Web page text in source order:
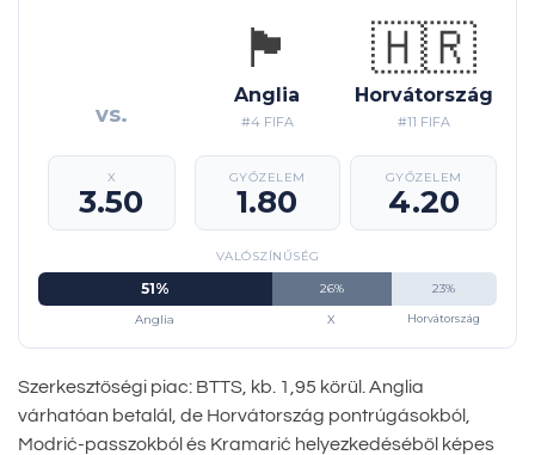
🏴󠁧󠁢󠁥󠁮󠁧󠁿
Anglia
#4 FIFA
GYŐZELEM
1.80
vs.
X
3.50
🇭🇷
Horvátország
#11 FIFA
GYŐZELEM
4.20
VALÓSZÍNŰSÉG
51% 26%
23%
Anglia
X Horvátország
Szerkesztőségi piac: BTTS, kb. 1,95 körül. Anglia
várhatóan betalál, de Horvátország pontrúgásokból,
Modrić-passzokból és Kramarić helyezkedéséből képes